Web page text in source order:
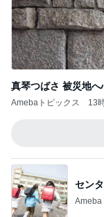
真琴つばさ 被災地へ
Amebaトピックス 13
セン
Ameba